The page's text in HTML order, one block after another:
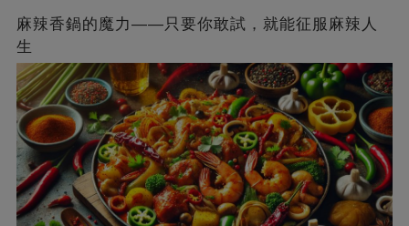
麻辣香鍋的魔力——只要你敢試，就能征服麻辣人
生